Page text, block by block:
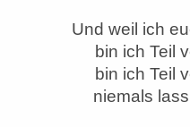
Und weil ich
bin ich Teil
bin ich Teil
niemals